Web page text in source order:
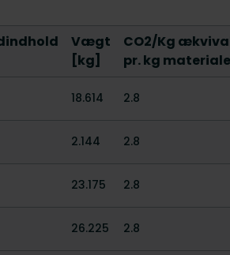
Vægt
[kg]
CO2/Kg
pr. kg materiale
18.614 2.8
2.144 2.8
23.175 2.8
26.225 2.8